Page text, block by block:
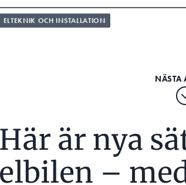
ELTEKNIK OCH INSTALLATION
Här är nya
elbilen –